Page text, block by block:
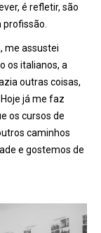
é refletir, são
me assustei
os italianos, a
outras coisas,
já me faz
os cursos de
caminhos
e gostemos de